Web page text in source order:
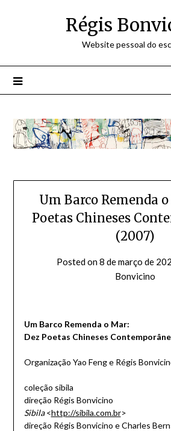
Régis
Website pessoal do
Um Barco Remenda
Poetas Chineses
(2007)
Posted on8 de março de
Bonvicino
Um Barco Remenda o Mar:
Dez Poetas Chineses
Organização Yao Feng e Régis
coleção sibila
direção Régis Bonvicino
Sibila<http://sibila.com.br>
direção Régis Bonvicino e Charles